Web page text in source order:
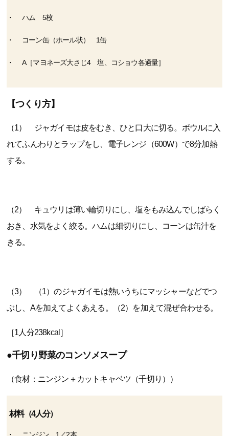
ハム 5枚
コーン缶（ホール状） 1缶
A［マヨネーズ大さじ4 塩、コショウ各適量］
【つくり方】
（1） ジャガイモは皮をむき、ひと口大に切る。ボウルに入
れてふんわりとラップをし、電子レンジ（600W）で8分加熱
する。
（2） キュウリは薄い輪切りにし、塩をもみ込んでしばらく
おき、水気をよく絞る。ハムは細切りにし、コーンは缶汁を
きる。
（3） （1）のジャガイモは熱いうちにマッシャーなどでつ
ぶし、Aを加えてよくあえる。（2）を加えて混ぜ合わせる。
［1人分238kcal］
●千切り野菜のコンソメスープ
（食材：ニンジン＋カットキャベツ（千切り））
材料（4人分）